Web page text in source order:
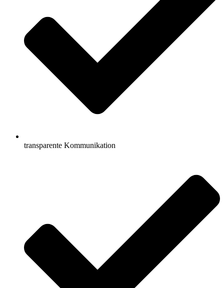
transparente Kommunikation